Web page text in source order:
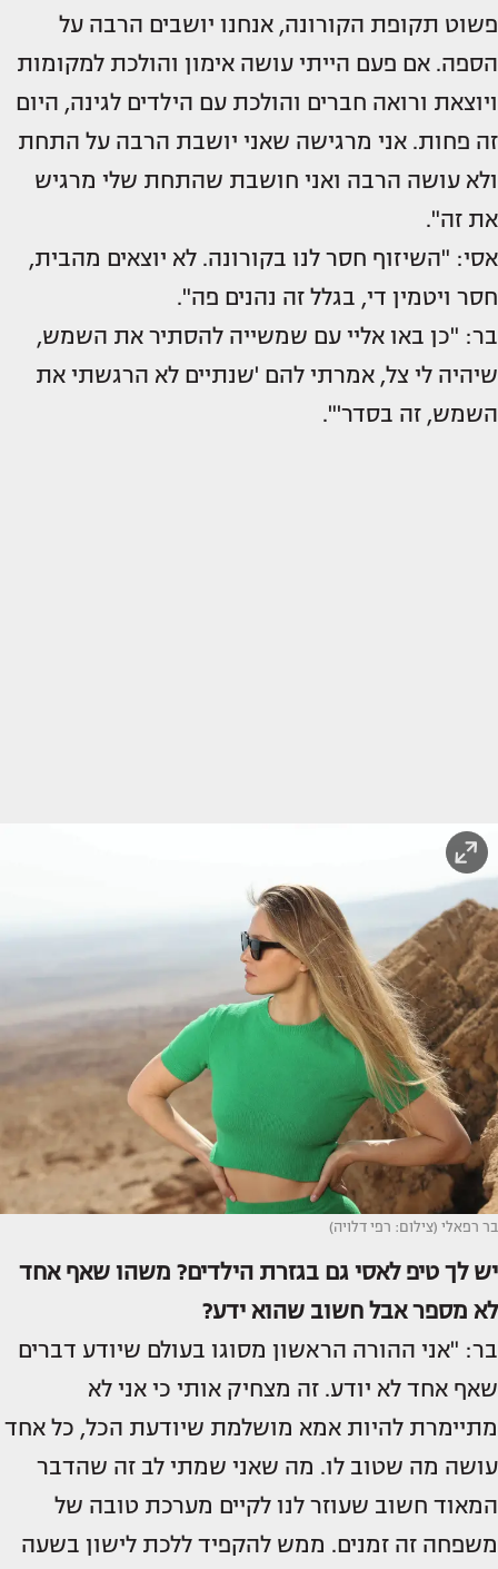
פשוט תקופת הקורונה, אנחנו יושבים הרבה על
הספה. אם פעם הייתי עושה אימון והולכת למקומות
ויוצאת ורואה חברים והולכת עם הילדים לגינה, היום
זה פחות. אני מרגישה שאני יושבת הרבה על התחת
ולא עושה הרבה ואני חושבת שהתחת שלי מרגיש
את זה".
אסי: "השיזוף חסר לנו בקורונה. לא יוצאים מהבית,
חסר ויטמין די, בגלל זה נהנים פה".
בר: "כן באו אליי עם שמשייה להסתיר את השמש,
שיהיה לי צל, אמרתי להם 'שנתיים לא הרגשתי את
השמש, זה בסדר'".
בר רפאלי (צילום: רפי דלויה)
יש לך טיפ לאסי גם בגזרת הילדים? משהו שאף אחד
לא מספר אבל חשוב שהוא ידע?
בר: "אני ההורה הראשון מסוגו בעולם שיודע דברים
שאף אחד לא יודע. זה מצחיק אותי כי אני לא
מתיימרת להיות אמא מושלמת שיודעת הכל, כל אחד
עושה מה שטוב לו. מה שאני שמתי לב זה שהדבר
המאוד חשוב שעוזר לנו לקיים מערכת טובה של
משפחה זה זמנים. ממש להקפיד ללכת לישון בשעה